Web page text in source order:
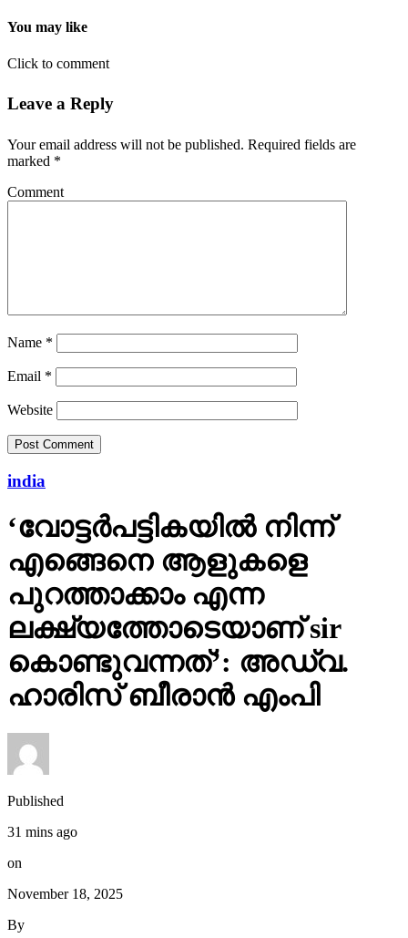
You may like
Click to comment
Leave a Reply
Your email address will not be published. Required fields are
marked *
Comment
Name *
Email *
Website
india
‘വോട്ടര്‍പട്ടികയില്‍ നിന്ന്
എങ്ങെനെ ആളുകളെ
പുറത്താക്കാം എന്ന
ലക്ഷ്യത്തോടെയാണ് sir
കൊണ്ടുവന്നത്’: അഡ്വ.
ഹാരിസ് ബീരാൻ എംപി
Published
31 mins ago
on
November 18, 2025
By